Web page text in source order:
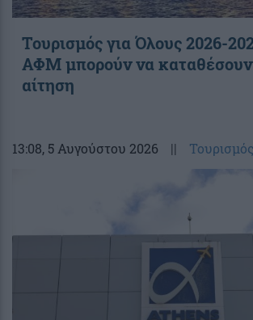
Τουρισμός για Όλους 2026-
ΑΦΜ μπορούν να
αίτηση
13:08, 5 Αυγούστου 2026 || Τουρισμός